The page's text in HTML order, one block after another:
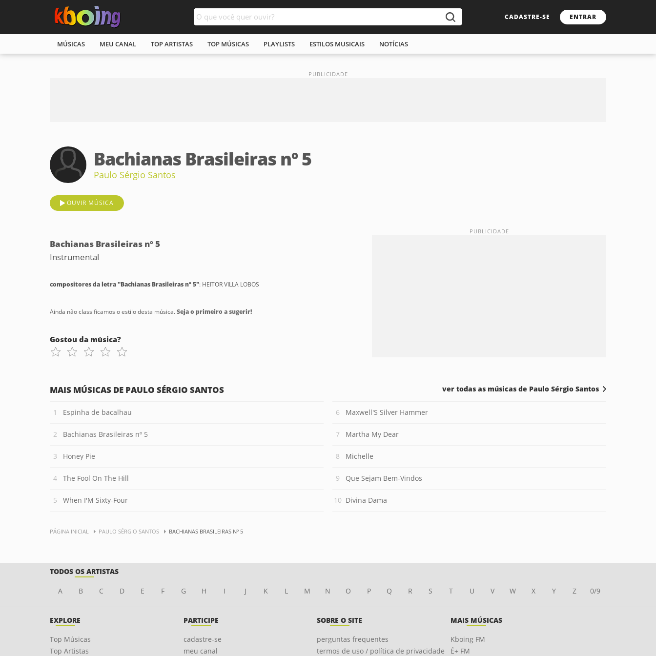
CADASTRE-SE ENTRAR
MÚSICAS MEU CANAL TOP ARTISTAS TOP MÚSICAS PLAYLISTS ESTILOS MUSICAIS NOTÍCIAS
Bachianas Brasileiras nº 5
Paulo Sérgio Santos
OUVIR MÚSICA
Bachianas Brasileiras nº 5
Instrumental
compositores da letra "Bachianas Brasileiras nº 5": HEITOR VILLA LOBOS
Ainda não classificamos o estilo desta música.Seja o primeiro a sugerir!
Gostou da música?
MAIS MÚSICAS DE PAULO SÉRGIO SANTOS
Espinha de bacalhau
Bachianas Brasileiras nº 5
Honey Pie
The Fool On The Hill
When I'M Sixty-Four
Maxwell'S Silver Hammer
Martha My Dear
Michelle
Que Sejam Bem-Vindos
Divina Dama
ver todas as músicas de Paulo Sérgio Santos
PÁGINA INICIAL PAULO SÉRGIO SANTOS BACHIANAS BRASILEIRAS Nº 5
TODOS OS ARTISTAS
A B C D E F G H I J K L M N O P Q R S T U V W X Y Z 0/9
EXPLORE
Top Músicas
Top Artistas
PARTICIPE
cadastre-se
meu canal
SOBRE O SITE
perguntas frequentes
termos de uso / política de privacidade
MAIS MÚSICAS
Kboing FM
É+ FM